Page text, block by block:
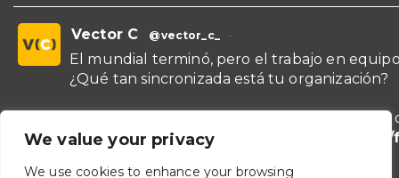
We value your privacy
We use cookies to enhance your browsing
Vector C @vector_c_ ·
El mundial terminó, pero el trabajo en
¿Qué tan sincronizada está tu organización?
¡Conoce nuestras propuestas de formación
para líderes y áreas!
https://